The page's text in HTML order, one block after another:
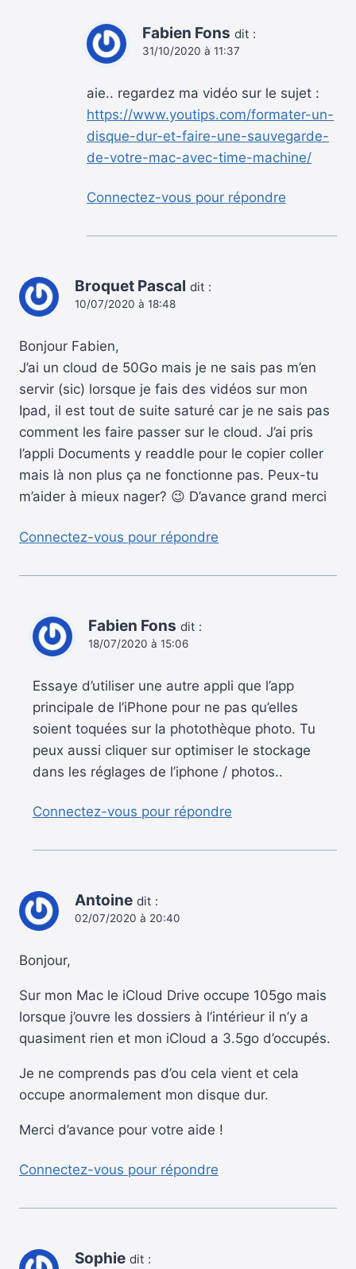
Fabien Fons dit :
31/10/2020 à 11:37
aie.. regardez ma vidéo sur le sujet :
https://www.youtips.com/formater-un-
disque-dur-et-faire-une-sauvegarde-
de-votre-mac-avec-time-machine/
Connectez-vous pour répondre
Broquet Pascal dit :
10/07/2020 à 18:48
Bonjour Fabien,
J’ai un cloud de 50Go mais je ne sais pas m’en
servir (sic) lorsque je fais des vidéos sur mon
Ipad, il est tout de suite saturé car je ne sais pas
comment les faire passer sur le cloud. J’ai pris
l’appli Documents y readdle pour le copier coller
mais là non plus ça ne fonctionne pas. Peux-tu
m’aider à mieux nager? 😉 D’avance grand merci
Connectez-vous pour répondre
Fabien Fons dit :
18/07/2020 à 15:06
Essaye d’utiliser une autre appli que l’app
principale de l’iPhone pour ne pas qu’elles
soient toquées sur la photothèque photo. Tu
peux aussi cliquer sur optimiser le stockage
dans les réglages de l’iphone / photos..
Connectez-vous pour répondre
Antoine dit :
02/07/2020 à 20:40
Bonjour,
Sur mon Mac le iCloud Drive occupe 105go mais
lorsque j’ouvre les dossiers à l’intérieur il n’y a
quasiment rien et mon iCloud a 3.5go d’occupés.
Je ne comprends pas d’ou cela vient et cela
occupe anormalement mon disque dur.
Merci d’avance pour votre aide !
Connectez-vous pour répondre
Sophie dit :